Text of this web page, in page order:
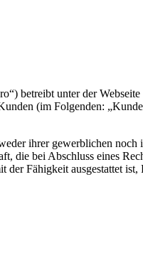
betreibt unter der
(im Folgenden:
ihrer gewerblichen noch
die bei Abschluss eines
Fähigkeit ausgestattet ist,